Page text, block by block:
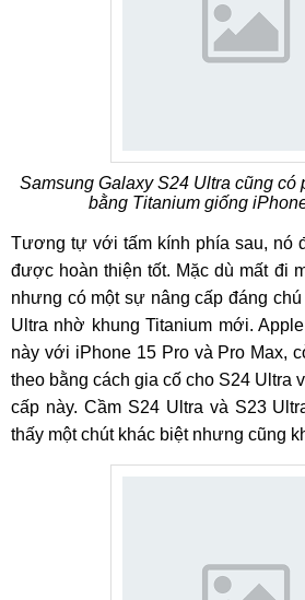
Samsung Galaxy S24 Ultra cũng có
bằng Titanium giống
Tương tự với tấm kính phía sau, nó
được hoàn thiện tốt. Mặc dù mất đi
nhưng có một sự nâng cấp đáng
Ultra nhờ khung Titanium mới.
này với iPhone 15 Pro và Pro Max,
theo bằng cách gia cố cho S24 Ultra
cấp này. Cầm S24 Ultra và S23
thấy một chút khác biệt nhưng cũng